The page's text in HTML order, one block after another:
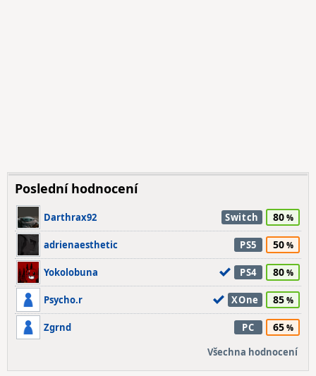
Poslední hodnocení
Darthrax92 Switch 80
adrienaesthetic PS5 50
Yokolobuna PS4 80
Psycho.r XOne 85
Zgrnd PC 65
Všechna hodnocení